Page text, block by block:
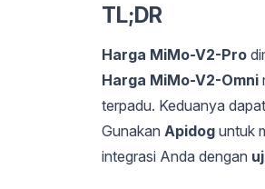
TL;DR
Harga MiMo-V2-Pro
Harga MiMo-V2-Omni
terpadu. Keduanya
Gunakan Apidog untuk
integrasi Anda dengan